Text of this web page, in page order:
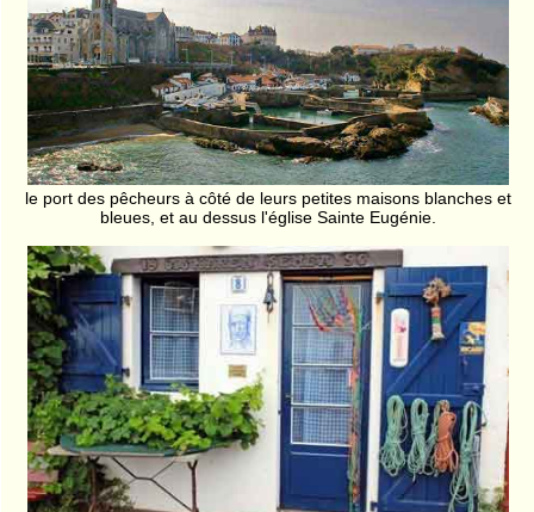
le port des pêcheurs à côté de leurs petites maisons blanches et
bleues, et au dessus l'église Sainte Eugénie.